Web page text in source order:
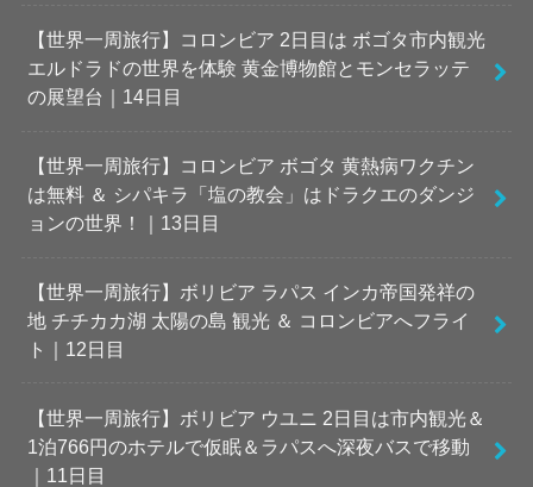
【世界一周旅行】コロンビア 2日目は ボゴタ市内観光
エルドラドの世界を体験 黄金博物館とモンセラッテ
の展望台｜14日目
【世界一周旅行】コロンビア ボゴタ 黄熱病ワクチン
は無料 ＆ シパキラ「塩の教会」はドラクエのダンジ
ョンの世界！｜13日目
【世界一周旅行】ボリビア ラパス インカ帝国発祥の
地 チチカカ湖 太陽の島 観光 ＆ コロンビアへフライ
ト｜12日目
【世界一周旅行】ボリビア ウユニ 2日目は市内観光＆
1泊766円のホテルで仮眠＆ラパスへ深夜バスで移動
｜11日目